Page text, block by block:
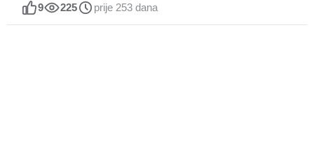
9 225 prije 253 dana